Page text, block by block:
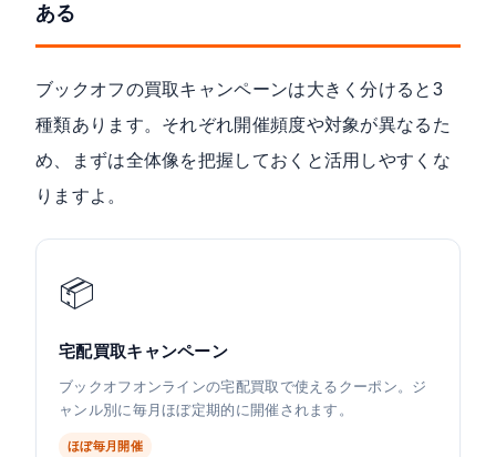
ある
ブックオフの買取キャンペーンは大きく分けると3
種類あります。それぞれ開催頻度や対象が異なるた
め、まずは全体像を把握しておくと活用しやすくな
りますよ。
📦
宅配買取キャンペーン
ブックオフオンラインの宅配買取で使えるクーポン。ジ
ャンル別に毎月ほぼ定期的に開催されます。
ほぼ毎月開催